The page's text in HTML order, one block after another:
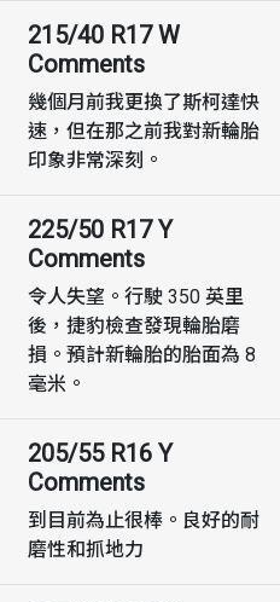
215/40 R17 W
Comments
幾個月前我更換了斯柯達快
速，但在那之前我對新輪胎
印象非常深刻。
225/50 R17 Y
Comments
令人失望。行駛 350 英里
後，捷豹檢查發現輪胎磨
損。預計新輪胎的胎面為 8
毫米。
205/55 R16 Y
Comments
到目前為止很棒。良好的耐
磨性和抓地力